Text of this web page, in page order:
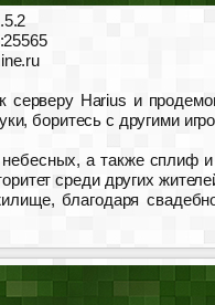
серверу Harius и
боритесь с другими
а также сплиф
среди других
благодаря